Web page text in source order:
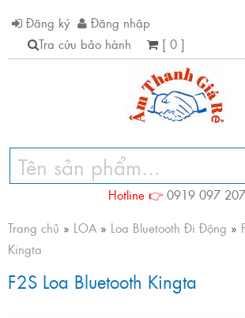
Đăng ký
Đăng nhập
Tra cứu bảo hành
[ 0 ]
Hotline 👉 0919 097 207
Trang chủ » LOA » Loa Bluetooth Đi Động »
Kingta
F2S Loa Bluetooth Kingta